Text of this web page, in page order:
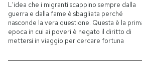
PODCAST
L'idea che i migranti scappino sempre dalla
guerra e dalla fame è sbagliata perché
nasconde la vera questione. Questa è la
epoca in cui ai poveri è negato il diritto di
mettersi in viaggio per cercare fortuna